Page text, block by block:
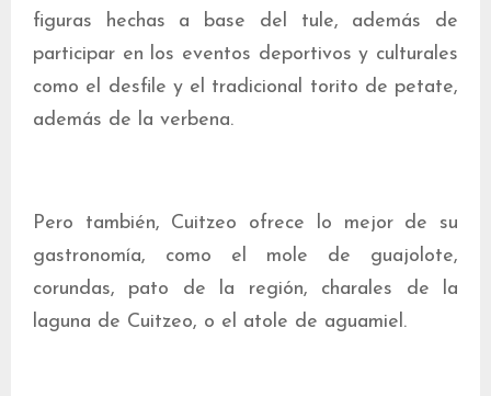
figuras hechas a base del tule, además de
participar en los eventos deportivos y culturales
como el desfile y el tradicional torito de petate,
además de la verbena.
Pero también, Cuitzeo ofrece lo mejor de su
gastronomía, como el mole de guajolote,
corundas, pato de la región, charales de la
laguna de Cuitzeo, o el atole de aguamiel.